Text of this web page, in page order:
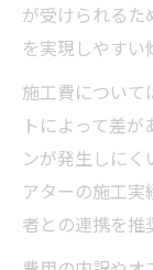
が受けられる
を実現しやすい
施工費について
トによって差
ンが発生しにく
アターの施工
者との連携を推